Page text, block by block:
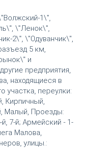
1\",
\"Ленок\",
2\", \"Одуванчик\",
5 км,
и
предприятия,
находящиеся в
участка, переулки:
Кирпичный,
Малый, Проезды:
й, 7-й; Армейский - 1-
Малова,
улицы.: